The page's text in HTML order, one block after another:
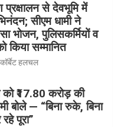
प्रक्षालन से देवभूमि में
सीएम धामी ने
भोजन, पुलिसकर्मियों व
किया सम्मानित
कॉर्बेट हलचल
को ₹17.80 करोड़ की
बोले — “बिना रुके, बिना
पूरा”